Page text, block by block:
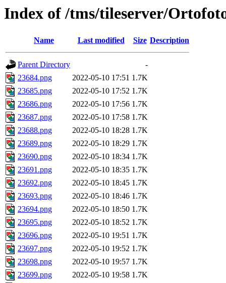
Index of /tms/tileserver/
Name Last modified Size Description
Parent Directory
-
23684.png
2022-05-10 17:51 1.7K
23685.png
2022-05-10 17:52 1.7K
23686.png
2022-05-10 17:56 1.7K
23687.png
2022-05-10 17:58 1.7K
23688.png
2022-05-10 18:28 1.7K
23689.png
2022-05-10 18:29 1.7K
23690.png
2022-05-10 18:34 1.7K
23691.png
2022-05-10 18:35 1.7K
23692.png
2022-05-10 18:45 1.7K
23693.png
2022-05-10 18:46 1.7K
23694.png
2022-05-10 18:50 1.7K
23695.png
2022-05-10 18:52 1.7K
23696.png
2022-05-10 19:51 1.7K
23697.png
2022-05-10 19:52 1.7K
23698.png
2022-05-10 19:57 1.7K
23699.png
2022-05-10 19:58 1.7K